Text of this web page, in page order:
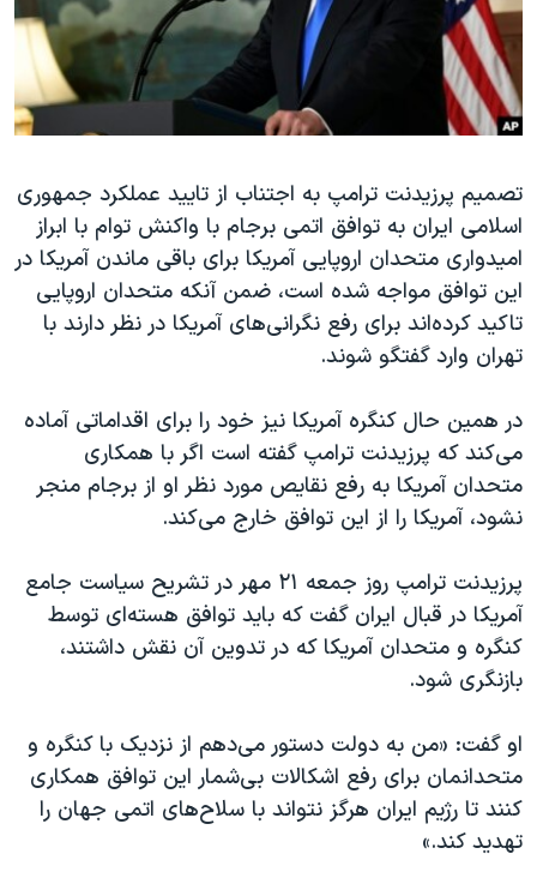
فرهنگ و زندگی
حقوق شهروندی
اقتصادی
اسرائیل در جنگ
گالری عکس
آرشیو پخش زنده
مستندها
انتخابات ریاست جمهوری آمریکا ۲۰۲۴
حمله جمهوری اسلامی به اسرائیل
ورزش زنان در ایران
اعتراضات زن، زندگی، آزادی
مجموعه مستندهای دادخواهی
تریبونال مردمی آبان ۹۸
دادگاه حمید نوری
چهل سال گروگان‌گیری
قانون شفافیت دارائی کادر رهبری ایران
اعتراضات مردمی آبان ۹۸
نرگس محمدی برنده جایزه نوبل صلح
همایش محافظه‌کاران آمریکا «سی‌پک»
صفحه‌های ویژه
دنبال کنید
زبانهای مختلف
تصمیم پرزیدنت ترامپ به اجتناب از تایید عملکرد جمهوری
اسلامی ایران به توافق اتمی برجام با واکنش توام با ابراز
امیدواری متحدان اروپایی آمریکا برای باقی ماندن آمریکا در
این توافق مواجه شده است، ضمن آنکه متحدان اروپایی
تاکید کرده‌اند برای رفع نگرانی‌های آمریکا در نظر دارند با
تهران وارد گفتگو شوند.
در همین حال کنگره آمریکا نیز خود را برای اقداماتی آماده
می‌کند که پرزیدنت ترامپ گفته است اگر با همکاری
متحدان آمریکا به رفع نقایص مورد نظر او از برجام منجر
نشود، آمریکا را از این توافق خارج می‌کند.
پرزیدنت ترامپ روز جمعه ۲۱ مهر در تشریح سیاست جامع
آمریکا در قبال ایران گفت که باید توافق هسته‌ای توسط
کنگره و متحدان آمریکا که در تدوین آن نقش داشتند،
بازنگری شود.
او گفت: «من به دولت دستور می‌دهم از نزدیک با کنگره و
متحدانمان برای رفع اشکالات بی‌شمار این توافق همکاری
کنند تا رژیم ایران هرگز نتواند با سلاح‌های اتمی جهان را
تهدید کند.»